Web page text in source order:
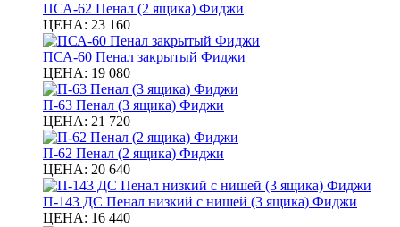
ПСА-62 Пенал (2 ящика) Фиджи
ЦЕНА: 23 160
ПСА-60 Пенал закрытый Фиджи
ЦЕНА: 19 080
П-63 Пенал (3 ящика) Фиджи
ЦЕНА: 21 720
П-62 Пенал (2 ящика) Фиджи
ЦЕНА: 20 640
П-143 ДС Пенал низкий с нишей (3 ящика) Фиджи
ЦЕНА: 16 440